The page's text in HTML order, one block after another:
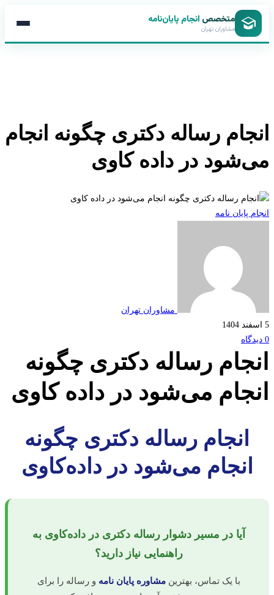
متخصصانجام پایان‌نامه
مشاوران تهران
رساله دکتری چگونه انجام
در داده کاوی
پایان نامه
مشاوران تهران
رساله دکتری چگونه
می‌شود در داده کاوی
انجام رساله دکتری چگونه
انجام می‌شود در داده‌کاوی
آیا در مسیر دشوار رساله دکتری در داده‌کاوی به
راهنمایی نیاز دارید؟
با یک تماس، بهترینمشاوره پایان نامهو رساله را برای